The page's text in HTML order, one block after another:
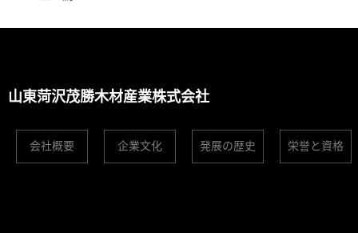
山東菏沢茂勝木材産業株式会社
会社概要 企業文化 発展の歴史 栄誉と資格